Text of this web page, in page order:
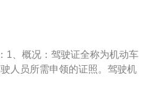
。
断力相对还不够准确，稍有不
习一遍不熟悉的路标和信号
。3.驾驶证使用：驾驶证从领
，并没有新驾驶前三天不能用
可以驾车上路行驶，驾驶证也
1、概况：驾驶证全称为机动车
人员所需申领的证照。驾驶机
随意驾驶机动车，就有可能发